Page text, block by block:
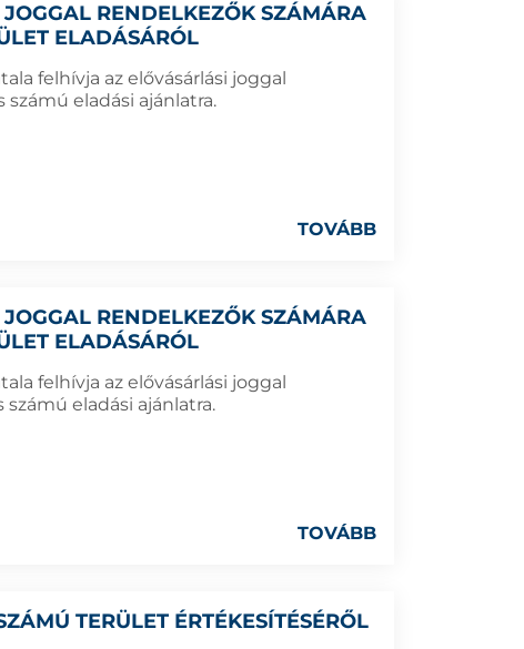
RENDELKEZŐK SZÁMÁRA
ELADÁSÁRÓL
felhívja az elővásárlási joggal
eladási ajánlatra.
TOVÁBB
RENDELKEZŐK SZÁMÁRA
ELADÁSÁRÓL
felhívja az elővásárlási joggal
eladási ajánlatra.
TOVÁBB
TERÜLET ÉRTÉKESÍTÉSÉRŐL